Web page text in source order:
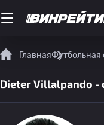
ГлавнаяФутбольная
Dieter Villalpando -